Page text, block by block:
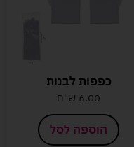
כפפות לבנות
6.00 ש"ח
הוספה לסל